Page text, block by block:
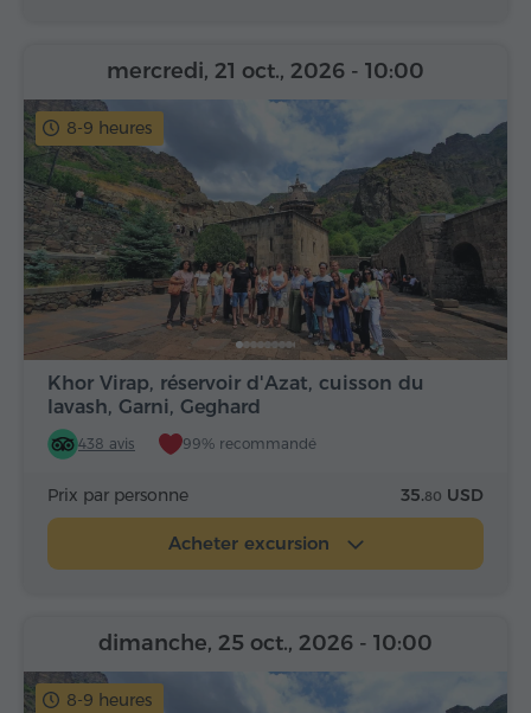
8-9 heures
Khor Virap, réservoir d'Azat, cuisson du
lavash, Garni, Geghard
438 avis 99% recommandé
mercredi, 21 oct., 2026 - 10:00
Prix par personne 35.80 USD
Acheter excursion
8-9 heures
dimanche, 25 oct., 2026 - 10:00